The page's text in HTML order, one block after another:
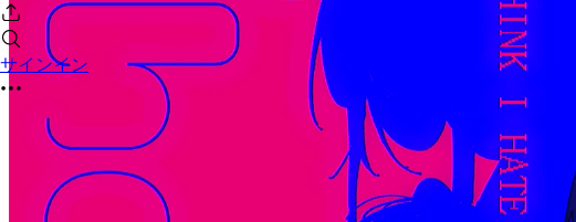
サインイン